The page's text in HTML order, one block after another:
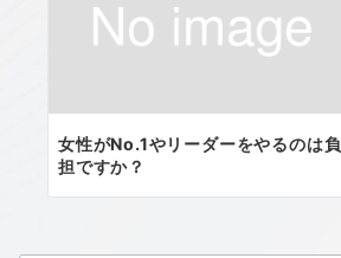
女性がNo.1やリーダーをやるのは負
担ですか？